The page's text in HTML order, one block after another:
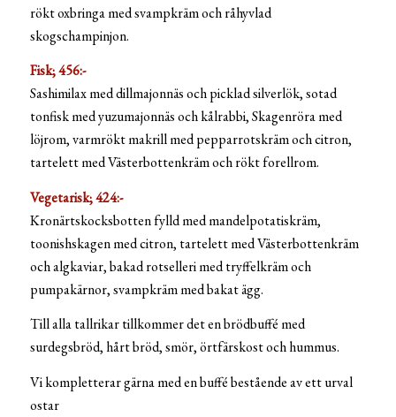
rökt oxbringa med svampkräm och råhyvlad
skogschampinjon.
Fisk; 456:-
Sashimilax med dillmajonnäs och picklad silverlök, sotad
tonfisk med yuzumajonnäs och kålrabbi, Skagenröra med
löjrom, varmrökt makrill med pepparrotskräm och citron,
tartelett med Västerbottenkräm och rökt forellrom.
Vegetarisk; 424:-
Kronärtskocksbotten fylld med mandelpotatiskräm,
toonishskagen med citron, tartelett med Västerbottenkräm
och algkaviar, bakad rotselleri med tryffelkräm och
pumpakärnor, svampkräm med bakat ägg.
Till alla tallrikar tillkommer det en brödbuffé med
surdegsbröd, hårt bröd, smör, örtfärskost och hummus.
Vi kompletterar gärna med en buffé bestående av ett urval
ostar